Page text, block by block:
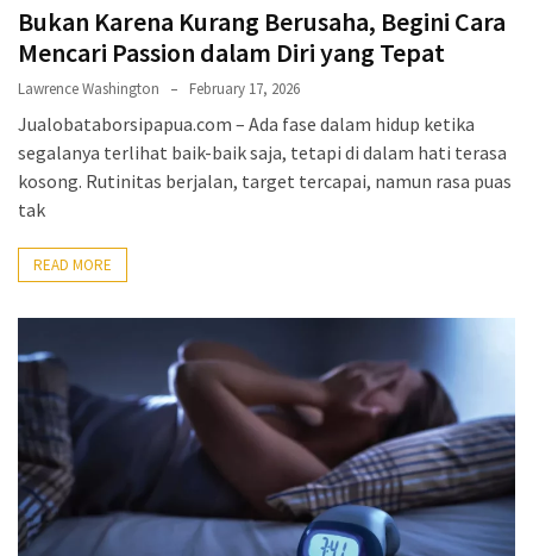
Bukan Karena Kurang Berusaha, Begini Cara
Mencari Passion dalam Diri yang Tepat
Lawrence Washington February 17, 2026
Jualobataborsipapua.com – Ada fase dalam hidup ketika
segalanya terlihat baik-baik saja, tetapi di dalam hati terasa
kosong. Rutinitas berjalan, target tercapai, namun rasa puas
tak
READ MORE